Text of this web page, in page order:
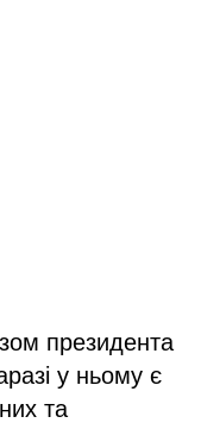
президента
у ньому є
та